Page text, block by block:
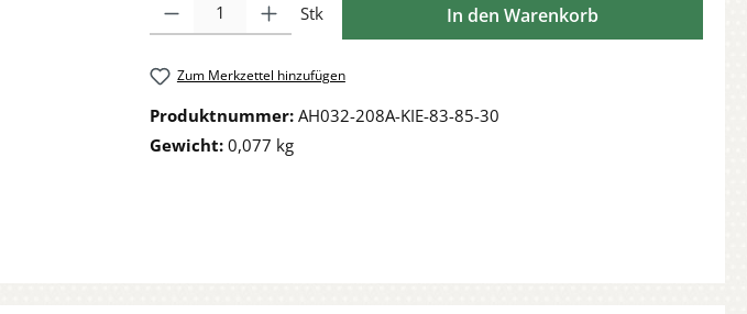
Stk In den Warenkorb
Zum Merkzettel hinzufügen
Produktnummer: AH032-208A-KIE-83-85-30
Gewicht: 0,077 kg